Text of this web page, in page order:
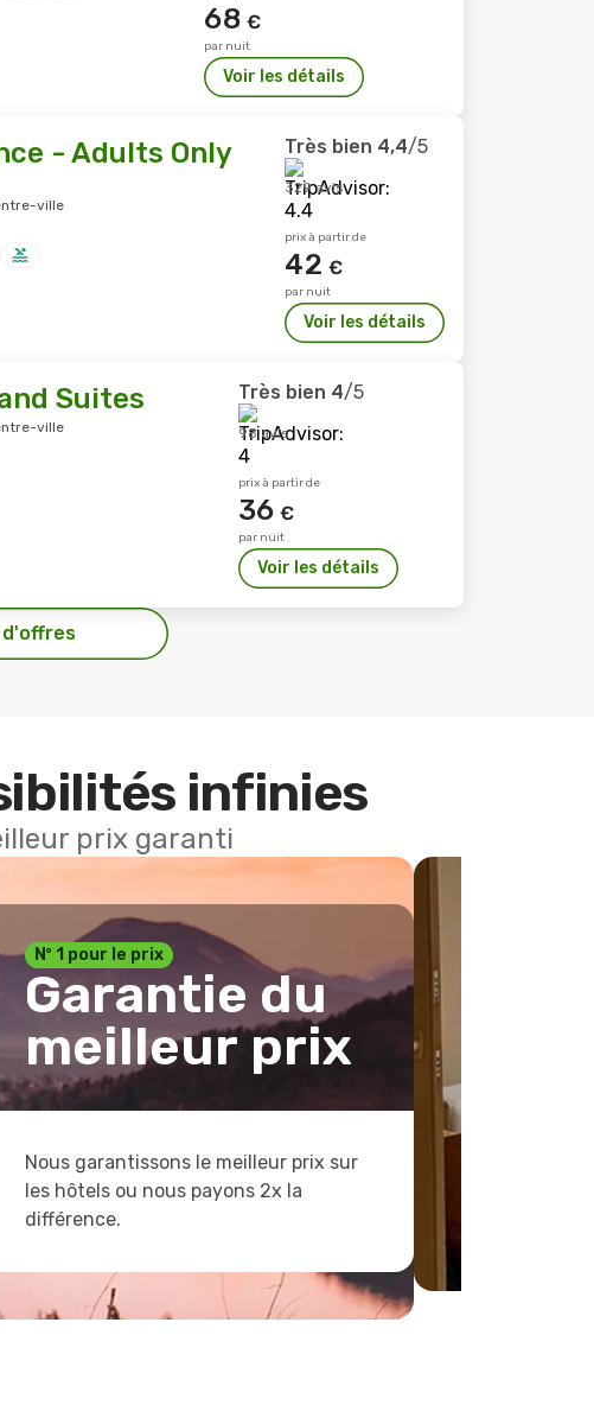
68 €
par nuit
Voir les détails
- Adults Only
ville
Très bien 4,4/5
329 avis
prix à partir de
42 €
par nuit
Voir les détails
Suites
ville
Très bien 4/5
98 avis
prix à partir de
36 €
par nuit
Voir les détails
d'offres
infinies
prix garanti
Nº 1 pour le prix
Garantie du
meilleur prix
Nous garantissons le meilleur prix sur
les hôtels ou nous payons 2x la
différence.